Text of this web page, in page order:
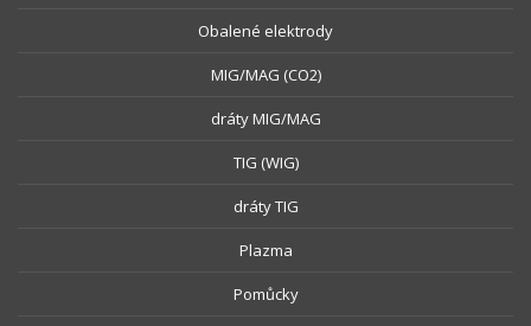
Obalené elektrody
MIG/MAG (CO2)
dráty MIG/MAG
TIG (WIG)
dráty TIG
Plazma
Pomůcky